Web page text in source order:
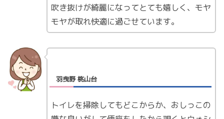
吹き抜けが綺麗になってとても嬉しく、モヤ
モヤが取れ快適に過ごせています。
羽曳野 桃山台
トイレを掃除してもどこからか、おしっこの